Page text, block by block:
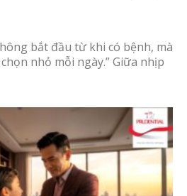
bắt đầu từ khi có bệnh, mà
nhỏ mỗi ngày.” Giữa nhịp